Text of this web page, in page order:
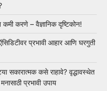
करणे – वैज्ञानिक दृष्टिकोन!
प्रभावी आहार आणि घरगुती
सकारात्मक कसे राहावे? वृद्धावस्थेत
प्रभावी उपाय